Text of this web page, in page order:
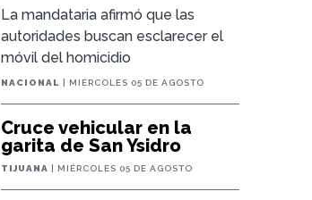
La mandataria afirmó que las
autoridades buscan esclarecer el
móvil del homicidio
NACIONAL | MIÉRCOLES 05 DE AGOSTO
Cruce vehicular en la
garita de San Ysidro
TIJUANA | MIÉRCOLES 05 DE AGOSTO